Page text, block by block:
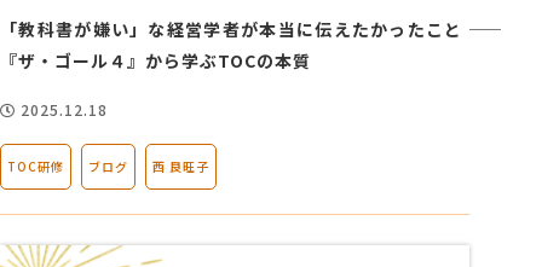
「教科書が嫌い」な経営学者が本当に伝えたかったこと ――
『ザ・ゴール４』から学ぶTOCの本質
2025.12.18
TOC研修 ブログ 西 良旺子